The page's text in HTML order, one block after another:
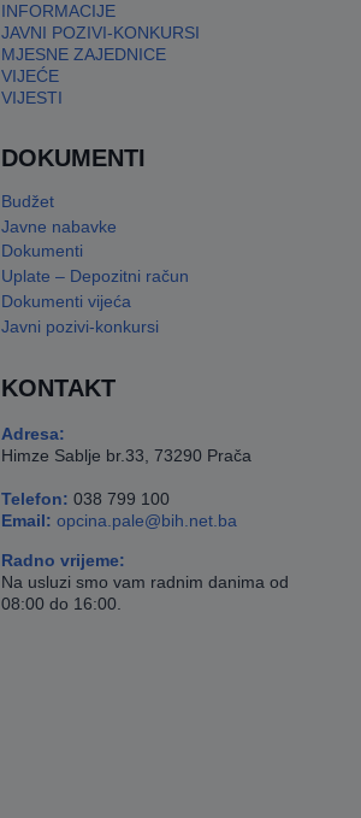
INFORMACIJE
JAVNI POZIVI-KONKURSI
MJESNE ZAJEDNICE
VIJEĆE
VIJESTI
DOKUMENTI
Budžet
Javne nabavke
Dokumenti
Uplate – Depozitni račun
Dokumenti vijeća
Javni pozivi-konkursi
KONTAKT
Adresa:
Himze Sablje br.33, 73290 Prača
Telefon: 038 799 100
Email: opcina.pale@bih.net.ba
Radno vrijeme:
Na usluzi smo vam radnim danima od
08:00 do 16:00.